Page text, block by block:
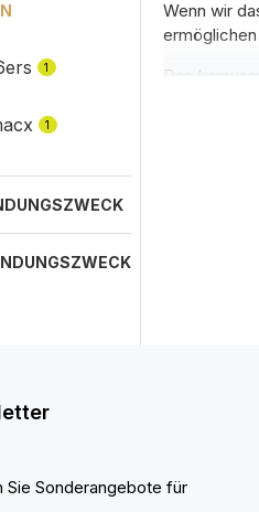
1
1
Wenn wir
Das
Sie Sonderangebote für